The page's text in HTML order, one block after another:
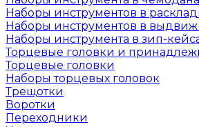
Наборы инструментов в
Наборы инструментов в
Наборы инструмента в зип-
Торцевые головки и
Торцевые головки
Наборы торцевых головок
Трещотки
Воротки
Переходники